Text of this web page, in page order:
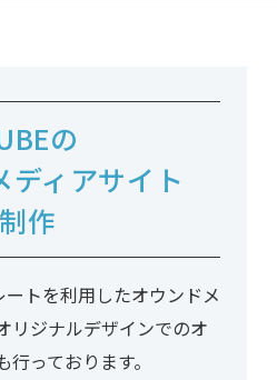
の
ディアサイト
制作
トを利用したオウンドメ
リジナルデザインでのオ
行っております。